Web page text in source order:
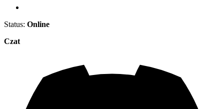
Status: Online
Czat